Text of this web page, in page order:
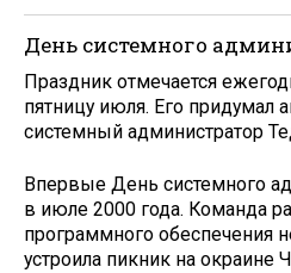
День системного
Праздник отмечается
пятницу июля. Его придумал
системный администратор
Впервые День системного
в июле 2000 года. Команда
программного обеспечения
устроила пикник на окраине